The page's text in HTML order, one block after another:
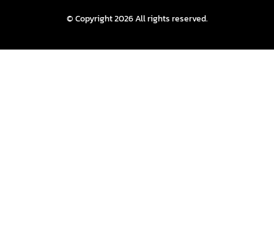
© Copyright 2026 All rights reserved.